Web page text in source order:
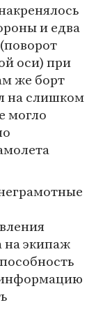
и едва
оси) при
же борт
на слишком
могло
на экипаж